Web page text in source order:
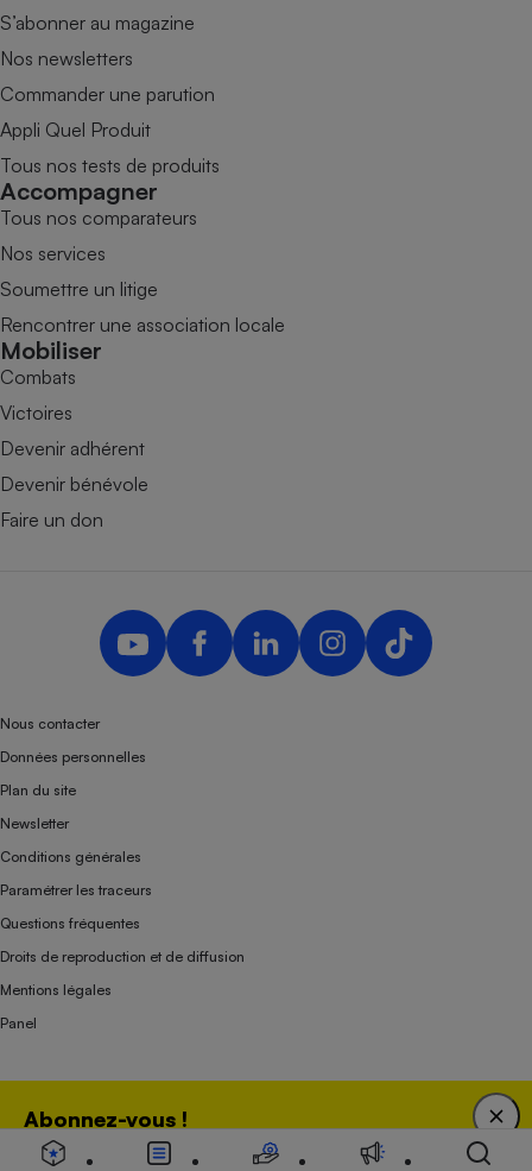
Abonnez-vous !
Bénéficiez d'une expertise unique tout en soutenant
S’abonner au magazine
Nos newsletters
Commander une parution
Appli Quel Produit
Tous nos tests de produits
Accompagner
Tous nos comparateurs
Nos services
Soumettre un litige
Rencontrer une association locale
Mobiliser
Combats
Victoires
Devenir adhérent
Devenir bénévole
Faire un don
Nous contacter
Données personnelles
Plan du site
Newsletter
Conditions générales
Paramétrer les traceurs
Questions fréquentes
Droits de reproduction et de diffusion
Mentions légales
Panel
Association indépendante de l’État, des syndicats, des producteurs et des
distributeurs depuis 1951.